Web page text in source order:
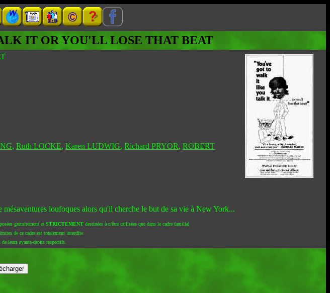
IT OR YOU'LL LOSE THAT BEAT
, Ruth LOCKE, Karen LUDWIG, Richard PRYOR, ROBERT
loufoques alors qu'il cherche le but de sa vie à New York...
gratuitement et STRICTEMENTdestinées à n'être utilisées que dans le cadre familial
de ce cadre est totalement interdite
leurs ayants-droits respectifs.